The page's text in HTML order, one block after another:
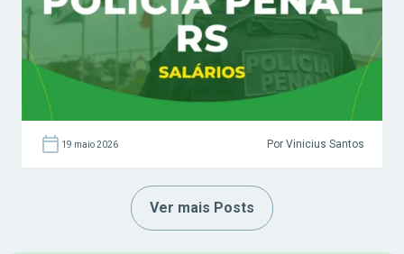
19 maio 2026 Por Vinicius Santos
Ver mais Posts